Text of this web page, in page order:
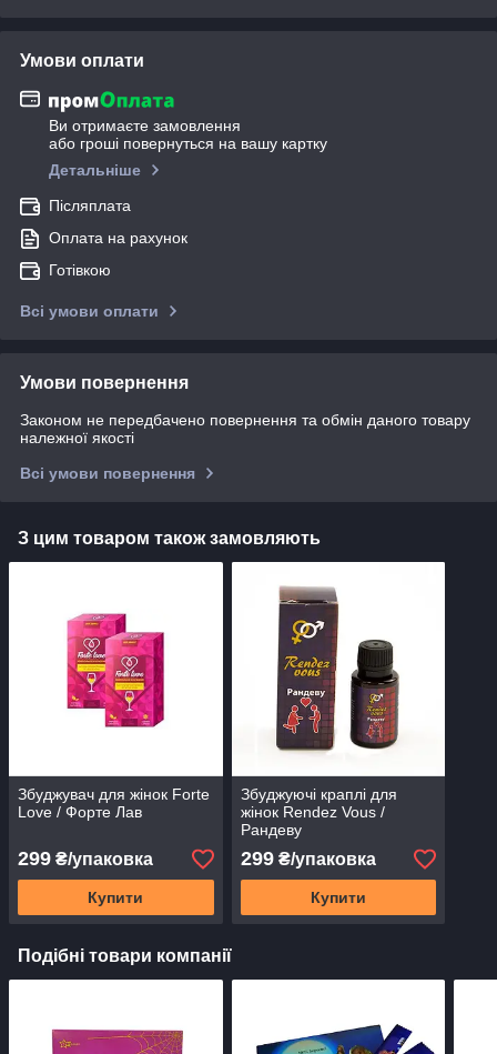
Умови оплати
Ви отримаєте замовлення
або гроші повернуться на вашу картку
Детальніше
Післяплата
Оплата на рахунок
Готівкою
Всі умови оплати
Умови повернення
Законом не передбачено повернення та обмін даного товару
належної якості
Всі умови повернення
З цим товаром також замовляють
Збуджувач для жінок Forte
Love / Форте Лав
299 ₴/упаковка
Купити
Збуджуючі краплі для
жінок Rendez Vous /
Рандеву
299₴/упаковка
Купити
Подібні товари компанії